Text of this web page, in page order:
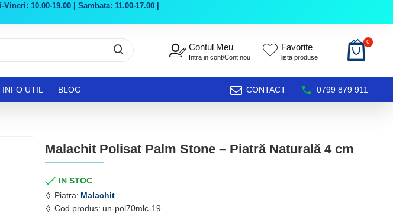
10.00-19.00 | Sambata: 11.00-17.00 |
Contul Meu
Intra in cont/Cont nou
Favorite
lista produse
0
INFO UTIL BLOG CONTACT 0799 879 911
Malachit Polisat Palm Stone – Piatră Naturală 4 cm
IN STOC
Piatra: Malachit
Cod produs: un-pol70mlc-19